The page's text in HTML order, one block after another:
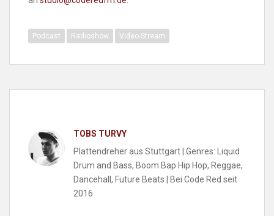
Podcast Radioshow Video-Stream
TOBS TURVY
Plattendreher aus Stuttgart | Genres: Liquid
Drum and Bass, Boom Bap Hip Hop, Reggae,
Dancehall, Future Beats | Bei Code Red seit
2016